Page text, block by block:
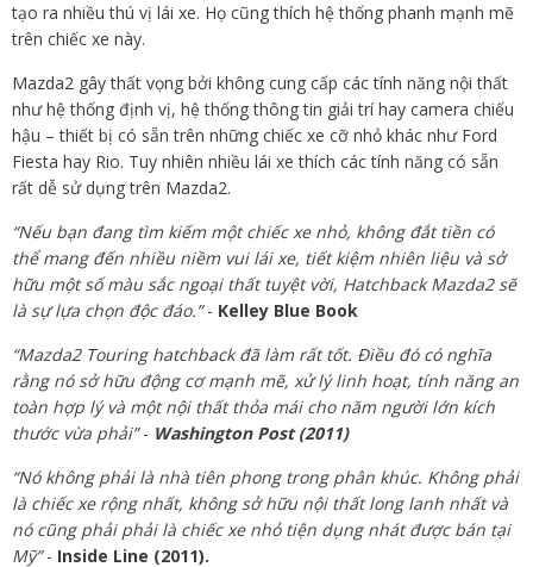
tạo ra nhiều thú vị lái xe. Họ cũng thích hệ thống phanh mạnh mẽ
trên chiếc xe này.
Mazda2 gây thất vọng bởi không cung cấp các tính năng nội thất
như hệ thống định vị, hệ thống thông tin giải trí hay camera chiếu
hậu – thiết bị có sẵn trên những chiếc xe cỡ nhỏ khác như Ford
Fiesta hay Rio. Tuy nhiên nhiều lái xe thích các tính năng có sẵn
rất dễ sử dụng trên Mazda2.
“Nếu bạn đang tìm kiếm một chiếc xe nhỏ, không đắt tiền có
thể mang đến nhiều niềm vui lái xe, tiết kiệm nhiên liệu và sở
hữu một số màu sắc ngoại thất tuyệt vời, Hatchback Mazda2 sẽ
là sự lựa chọn độc đáo.”- Kelley Blue Book
“Mazda2 Touring hatchback đã làm rất tốt. Điều đó có nghĩa
rằng nó sở hữu động cơ mạnh mẽ, xử lý linh hoạt, tính năng an
toàn hợp lý và một nội thất thỏa mái cho năm người lớn kích
thước vừa phải”- Washington Post (2011)
“Nó không phải là nhà tiên phong trong phân khúc. Không phải
là chiếc xe rộng nhất, không sở hữu nội thất long lanh nhất và
nó cũng phải phải là chiếc xe nhỏ tiện dụng nhát được bán tại
Mỹ”- Inside Line (2011).